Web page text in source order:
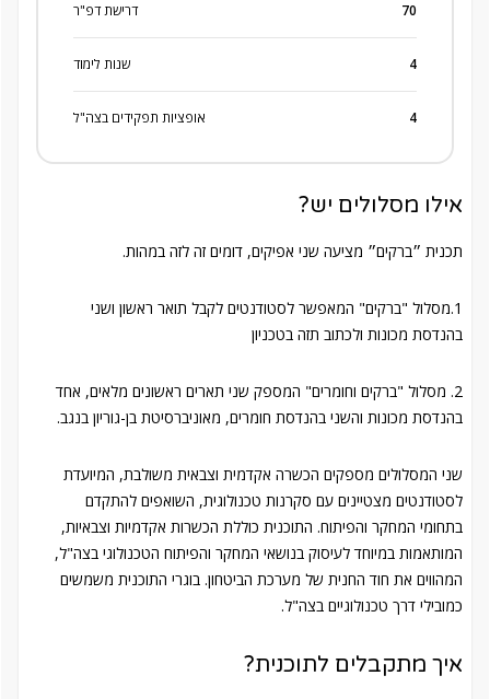
דרישת דפ"ר 70
שנות לימוד 4
אופציות תפקידים בצה"ל 4
?אילו מסלולים יש
תכנית ״ברקים״ מציעה שני אפיקים, דומים זה לזה במהות.
1.מסלול "ברקים" המאפשר לסטודנטים לקבל תואר ראשון ושני
בהנדסת מכונות ולכתוב תזה בטכניון
2. מסלול "ברקים וחומרים" המספק שני תארים ראשונים מלאים, אחד
בהנדסת מכונות והשני בהנדסת חומרים, מאוניברסיטת בן-גוריון בנגב.
שני המסלולים מספקים הכשרה אקדמית וצבאית משולבת, המיועדת
לסטודנטים מצטיינים עם סקרנות טכנולוגית, השואפים להתקדם
בתחומי המחקר והפיתוח. התוכנית כוללת הכשרות אקדמיות וצבאיות,
המותאמות במיוחד לעיסוק בנושאי המחקר והפיתוח הטכנולוגי בצה"ל,
המהווים את חוד החנית של מערכת הביטחון. בוגרי התוכנית משמשים
כמובילי דרך טכנולוגיים בצה"ל.
?איך מתקבלים לתוכנית